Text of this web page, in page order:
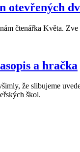
otevřených
čtenářka Květa.
a hračka
že slibujeme
škol.